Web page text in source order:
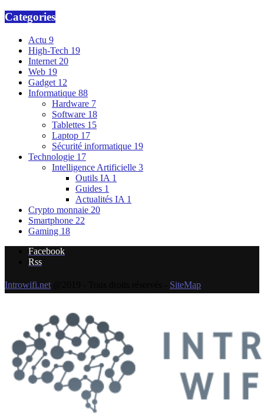
Categories
Actu 9
High-Tech 19
Internet 20
Web 19
Gadget 12
Informatique 88
Hardware 7
Software 18
Tablettes 15
Laptop 17
Sécurité informatique 19
Technologie 17
Intelligence Artificielle 3
Outils IA 1
Guides 1
Actualités IA 1
Crypto monnaie 20
Smartphone 22
Gaming 18
Facebook
Rss
Introwifi.net SiteMap